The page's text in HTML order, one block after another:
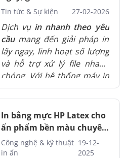
đợi và tối ưu hóa quy trình
đặt hàng.
Tin tức & Sự kiện 27-02-2026
Dịch vụ in nhanh theo yêu
cầumang đến giải pháp in
lấy ngay, linh hoạt số lượng
và hỗ trợ xử lý file nhanh
chóng. Với hệ thống máy in
hiện đại và quy trình chuyên
nghiệp, khách hàng có thể
yên tâm về chất lượng, màu
sắc và tiến độ giao hàng,
ngay cả với những đơn hàng
gấp.
In bằng mực HP Latex cho
ấn phẩm bền màu chuyên
nghiệp
Công nghệ & kỹ thuật
in ấn
19-12-
2025